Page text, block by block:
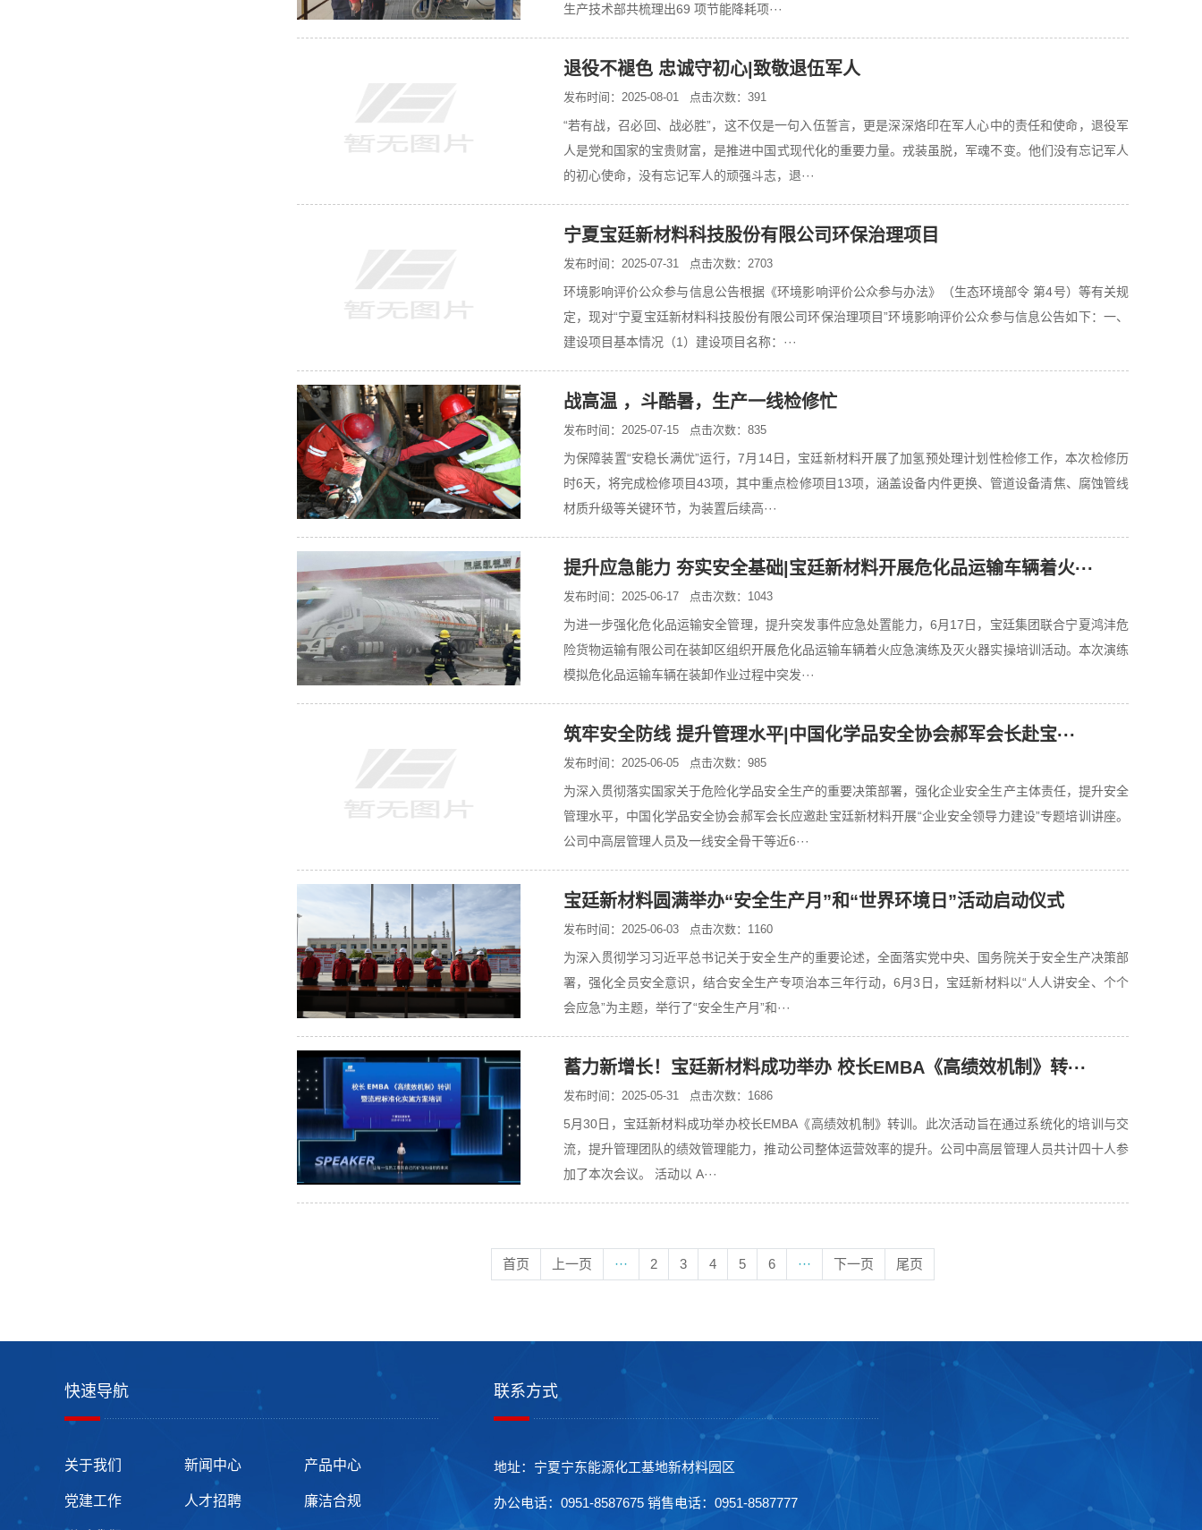
生产技术部共梳理出69 项节能降耗项···
退役不褪色 忠诚守初心|致敬退伍军人
发布时间：2025-08-01 点击次数：391
“若有战，召必回、战必胜”，这不仅是一句入伍誓言，更是深深烙印在军人心中的责任和使命，退役军
人是党和国家的宝贵财富，是推进中国式现代化的重要力量。戎装虽脱，军魂不变。他们没有忘记军人
的初心使命，没有忘记军人的顽强斗志，退···
宁夏宝廷新材料科技股份有限公司环保治理项目
发布时间：2025-07-31 点击次数：2703
环境影响评价公众参与信息公告根据《环境影响评价公众参与办法》（生态环境部令 第4号）等有关规
定，现对“宁夏宝廷新材料科技股份有限公司环保治理项目”环境影响评价公众参与信息公告如下：一、
建设项目基本情况（1）建设项目名称：···
战高温 ，斗酷暑，生产一线检修忙
发布时间：2025-07-15 点击次数：835
为保障装置“安稳长满优”运行，7月14日，宝廷新材料开展了加氢预处理计划性检修工作，本次检修历
时6天，将完成检修项目43项，其中重点检修项目13项，涵盖设备内件更换、管道设备清焦、腐蚀管线
材质升级等关键环节，为装置后续高···
提升应急能力 夯实安全基础|宝廷新材料开展危化品运输车辆着火···
发布时间：2025-06-17 点击次数：1043
为进一步强化危化品运输安全管理，提升突发事件应急处置能力，6月17日，宝廷集团联合宁夏鸿沣危
险货物运输有限公司在装卸区组织开展危化品运输车辆着火应急演练及灭火器实操培训活动。本次演练
模拟危化品运输车辆在装卸作业过程中突发···
筑牢安全防线 提升管理水平|中国化学品安全协会郝军会长赴宝···
发布时间：2025-06-05 点击次数：985
为深入贯彻落实国家关于危险化学品安全生产的重要决策部署，强化企业安全生产主体责任，提升安全
管理水平，中国化学品安全协会郝军会长应邀赴宝廷新材料开展“企业安全领导力建设”专题培训讲座。
公司中高层管理人员及一线安全骨干等近6···
宝廷新材料圆满举办“安全生产月”和“世界环境日”活动启动仪式
发布时间：2025-06-03 点击次数：1160
为深入贯彻学习习近平总书记关于安全生产的重要论述，全面落实党中央、国务院关于安全生产决策部
署，强化全员安全意识，结合安全生产专项治本三年行动，6月3日，宝廷新材料以“人人讲安全、个个
会应急”为主题，举行了“安全生产月”和···
蓄力新增长！宝廷新材料成功举办 校长EMBA《高绩效机制》转···
发布时间：2025-05-31 点击次数：1686
5月30日，宝廷新材料成功举办校长EMBA《高绩效机制》转训。此次活动旨在通过系统化的培训与交
流，提升管理团队的绩效管理能力，推动公司整体运营效率的提升。公司中高层管理人员共计四十人参
加了本次会议。 活动以 A···
首页 上一页 ··· 2 3 4 5 6 ··· 下一页 尾页
快速导航
关于我们 新闻中心 产品中心
党建工作 人才招聘 廉洁合规
联系方式
地址：宁夏宁东能源化工基地新材料园区
办公电话：0951-8587675 销售电话：0951-8587777